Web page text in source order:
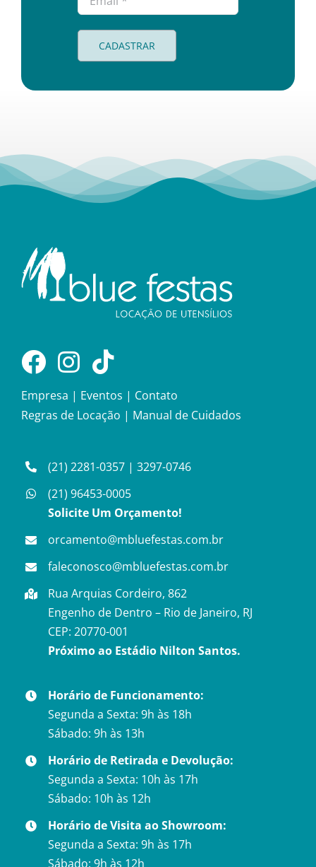
CADASTRAR
Empresa | Eventos | Contato
Regras de Locação | Manual de Cuidados
(21) 2281-0357 |3297-0746
(21) 96453-0005
Solicite Um Orçamento!
orcamento@mbluefestas.com.br
faleconosco@mbluefestas.com.br
Rua Arquias Cordeiro, 862
Engenho de Dentro – Rio de Janeiro, RJ
CEP: 20770-001
Próximo ao Estádio Nilton Santos.
Horário de Funcionamento:
Segunda a Sexta: 9h às 18h
Sábado: 9h às 13h
Horário de Retirada e Devolução:
Segunda a Sexta: 10h às 17h
Sábado: 10h às 12h
Horário de Visita ao Showroom:
Segunda a Sexta: 9h às 17h
Sábado: 9h às 12h